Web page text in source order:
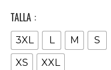
TALLA
3XL L M
S
XS
XXL